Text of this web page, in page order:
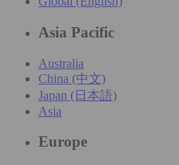
Asia Pacific
Australia
China (中文)
Japan (日本語)
Asia
Europe